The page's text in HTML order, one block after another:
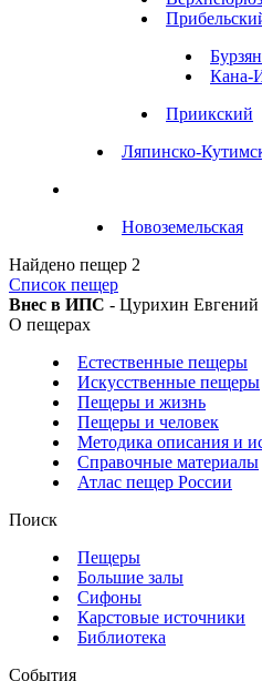
Кана-
Приикский
Ляпинско-
Новоземельская
Найдено пещер 2
Список пещер
Внес в ИПС - Цурихин Евгений
О пещерах
Естественные пещеры
Искусственные пещеры
Пещеры и жизнь
Пещеры и человек
Методика описания и
Справочные материалы
Атлас пещер России
Поиск
Пещеры
Большие залы
Сифоны
Карстовые источники
Библиотека
События